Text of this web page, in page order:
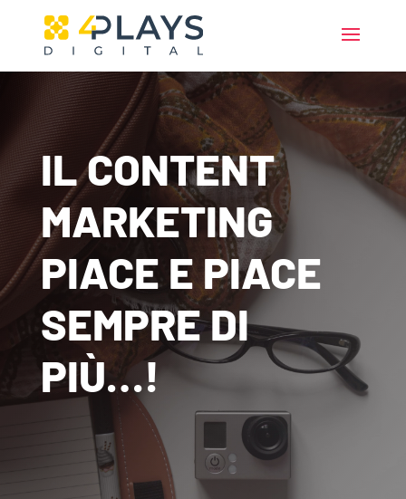
IL CONTENT
MARKETING
PIACE E PIACE
SEMPRE DI
PIÙ…!